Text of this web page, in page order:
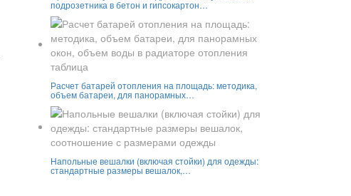
подрозетника в бетон и гипсокартон…
Расчет батарей отопления на площадь: методика,
объем батареи, для панорамных…
Напольные вешалки (включая стойки) для одежды:
стандартные размеры вешалок,…